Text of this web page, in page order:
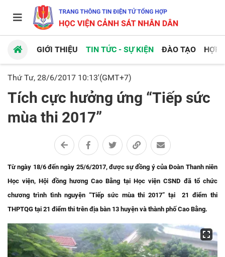
GIỚI THIỆU TIN TỨC - SỰ KIỆN ĐÀO TẠO HỢP
Thứ Tư, 28/6/2017 10:13'(GMT+7)
Tích cực hưởng ứng “Tiếp sức
mùa thi 2017”
Từ ngày 18/6 đến ngày 25/6/2017, được sự đồng ý của Đoàn Thanh niên
Học viện, Hội đồng hương Cao Bằng tại Học viện CSND đã tổ chức
chương trình tình nguyện “Tiếp sức mùa thi 2017” tại 21 điểm thi
THPTQG tại 21 điểm thi trên địa bàn 13 huyện và thành phố Cao Bằng.